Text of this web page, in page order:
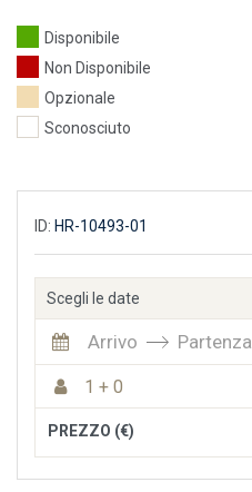
Disponibile
Non Disponibile
Opzionale
Sconosciuto
ID: HR-10493-01
Scegli le date
Arrivo Partenza
1 + 0
PREZZO (€)